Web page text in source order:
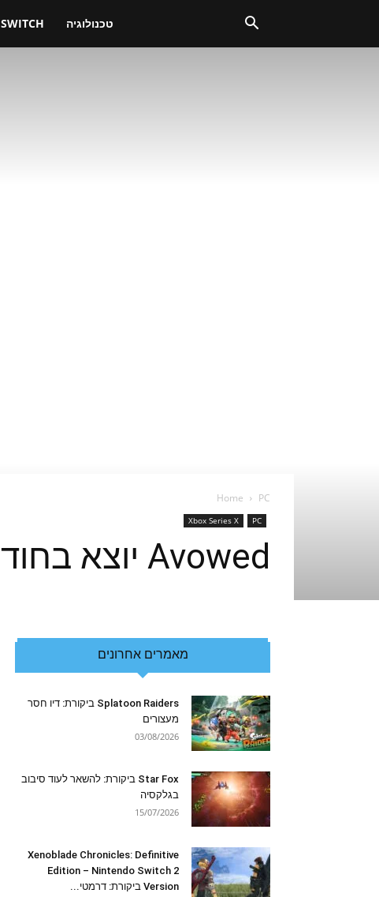
SWITCH טכנולוגיה
Home PC
PC
Xbox Series X
Avowed יוצא בחודש הבא ואם לא שמעתם עליו, זה הזמן
מאמרים אחרונים
Splatoon Raiders ביקורת: דיו חסר
מעצורים
03/08/2026
Star Fox ביקורת: להשאר לעוד סיבוב
בגלקסיה
15/07/2026
Xenoblade Chronicles: Definitive
Edition – Nintendo Switch 2
Version ביקורת: דרמטי...